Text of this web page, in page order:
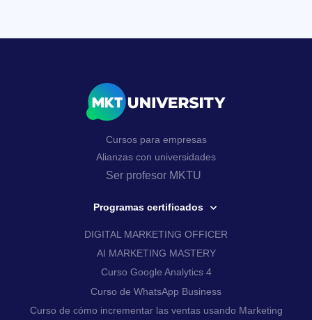
Cursos para empresas
Alianzas con universidades
Ser profesor MKTU
Programas certificados
DIGITAL MARKETING OFFICER
AI MARKETING MASTERY
Curso Google Analytics 4
Curso de WhatsApp Business
Curso de cómo incrementar las ventas usando Marketing